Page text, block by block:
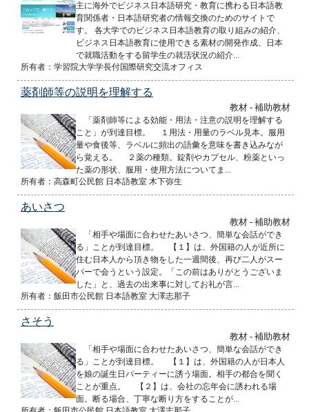
主に海外でビジネス日本語研究・教育に携わる日本語教
育関係者・日本語研究者の情報交換のためのサイトで
す。 各大学でのビジネス日本語教育の取り組みの紹介、
ビジネス日本語教育に使用できる素材の開発作成、日本
で就職活動をする留学生の就活状況の紹介...
所有者：学習院大学学長付国際研究交流オフィス
薬剤師等の説明を理解する
教材 - 補助教材
「薬剤師等による効能・用法・注意の説明を理解する
こと」が到達目標。 １用法・用量のラベル見本。服用
量や食後等、ラベルに頻出の語彙を意味を書き込みなが
ら覚える。 ２薬の種類。錠剤やカプセル、粉薬といっ
た薬の形状、服用・使用方法についてま...
所有者：高森町公民館 日本語教室 木下弥生
あいさつ
教材 - 補助教材
「相手や場面に合わせたあいさつ、簡単な会話ができ
る」ことが到達目標。 【１】は、外国籍の人が近所に
住む日本人から頂き物をした一週間後、再び二人がスー
パーで会うという設定。「この前はありがとうございま
した」と、過去の出来事に対してお礼が言...
所有者：飯田市公民館 日本語教室 大澤志那子
さそう
教材 - 補助教材
「相手や場面に合わせたあいさつ、簡単な会話ができ
る」ことが到達目標。 【１】は、外国籍の人が日本人
を娘の誕生日パーティーに誘う場面。相手の都合を聞く
ことが重点。 【２】は、会社の忘年会に誘われる場
面。断る場合、丁寧な断り方をすることが...